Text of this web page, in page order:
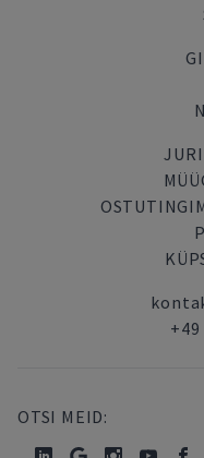
+49
OTSI MEID: